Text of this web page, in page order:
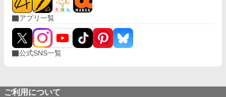
アプリ一覧
公式SNS一覧
ご利用について